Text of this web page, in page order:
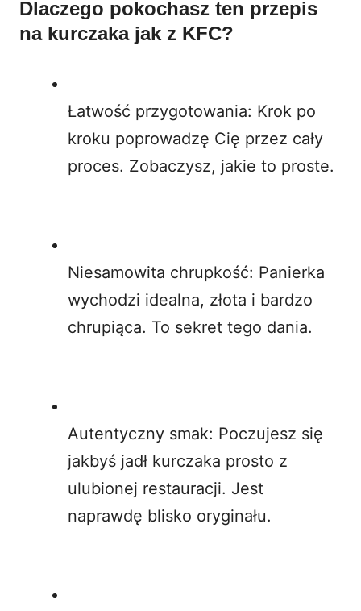
Dlaczego pokochasz ten przepis
na kurczaka jak z KFC?
Łatwość przygotowania: Krok po
kroku poprowadzę Cię przez cały
proces. Zobaczysz, jakie to proste.
Niesamowita chrupkość: Panierka
wychodzi idealna, złota i bardzo
chrupiąca. To sekret tego dania.
Autentyczny smak: Poczujesz się
jakbyś jadł kurczaka prosto z
ulubionej restauracji. Jest
naprawdę blisko oryginału.